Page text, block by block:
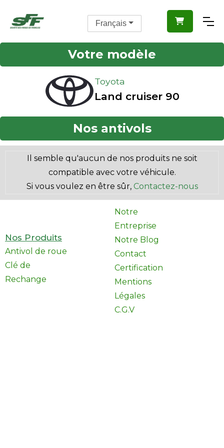

Votre modèle
Toyota
Land cruiser 90
Nos antivols
Il semble qu'aucun de nos produits ne soit
compatible avec votre véhicule.
Si vous voulez en être sûr, Contactez-nous
Nos Produits
Antivol de roue
Clé de
Rechange
Notre
Entreprise
Notre Blog
Contact
Certification
Mentions
Légales
C.G.V
Français